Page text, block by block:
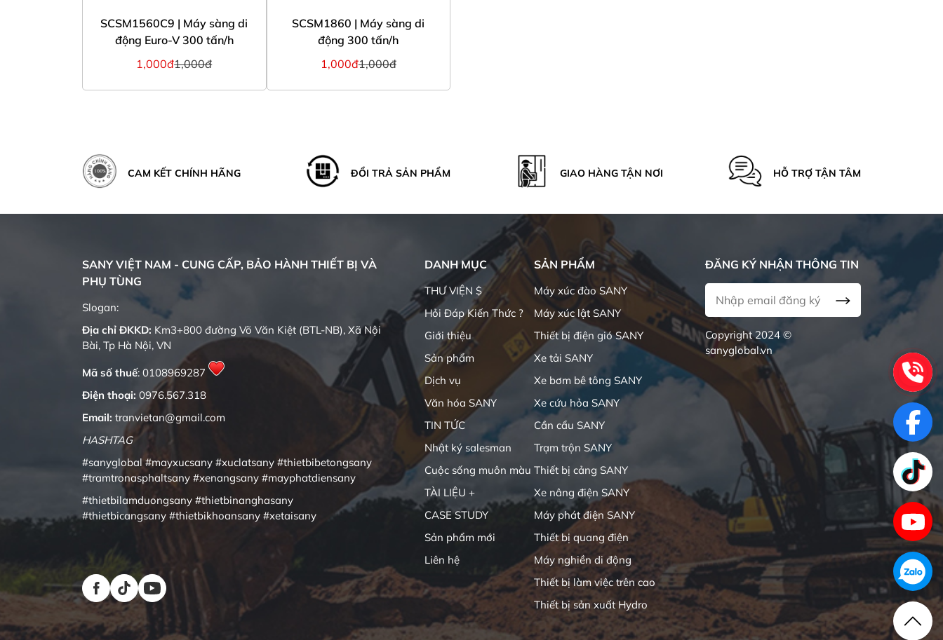
SCSM1560C9 | Máy sàng di
động Euro-V 300 tấn/h
1,000đ1,000đ
SCSM1860 | Máy sàng di
động 300 tấn/h
1,000đ1,000đ
CAM KẾT CHÍNH HÃNG ĐỔI TRẢ SẢN PHẨM GIAO HÀNG TẬN NƠI HỖ TRỢ TẬN TÂM
SANY VIỆT NAM - CUNG CẤP, BẢO HÀNH THIẾT BỊ VÀ
PHỤ TÙNG
Slogan:
Địa chỉ ĐKKD: Km3+800 đường Võ Văn Kiệt (BTL-NB), Xã Nội
Bài, Tp Hà Nội, VN
Mã số thuế: 0108969287
Điện thoại: 0976.567.318
Email: tranvietan@gmail.com
HASHTAG
#sanyglobal #mayxucsany #xuclatsany #thietbibetongsany
#tramtronasphaltsany #xenangsany #mayphatdiensany
#thietbilamduongsany #thietbinanghasany
#thietbicangsany #thietbikhoansany #xetaisany
DANH MỤC
THƯ VIỆN $
Hỏi Đáp Kiến Thức ?
Giới thiệu
Sản phẩm
Dịch vụ
Văn hóa SANY
TIN TỨC
Nhật ký salesman
Cuộc sống muôn màu
TÀI LIỆU +
CASE STUDY
Sản phẩm mới
Liên hệ
SẢN PHẨM
Máy xúc đào SANY
Máy xúc lật SANY
Thiết bị điện gió SANY
Xe tải SANY
Xe bơm bê tông SANY
Xe cứu hỏa SANY
Cần cẩu SANY
Trạm trộn SANY
Thiết bị cảng SANY
Xe nâng điện SANY
Máy phát điện SANY
Thiết bị quang điện
Máy nghiền di động
Thiết bị làm việc trên cao
Thiết bị sản xuất Hydro
ĐĂNG KÝ NHẬN THÔNG TIN
Copyright 2024 ©
sanyglobal.vn